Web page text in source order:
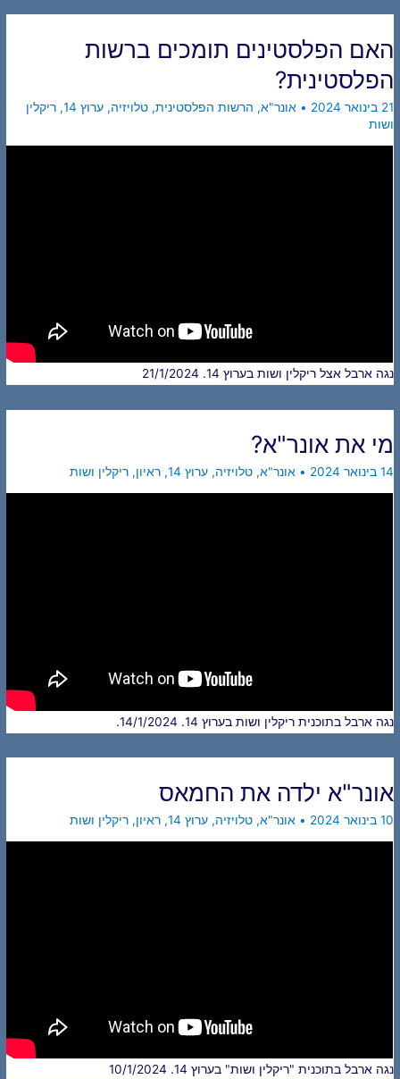
האם הפלסטינים תומכים ברשות
הפלסטינית?
21 בינואר 2024 • אונר"א, הרשות הפלסטינית, טלויזיה, ערוץ 14 , ריקלין
ושות
נגה ארבל אצל ריקלין ושות בערוץ 14. 21/1/2024
מי את אונר"א?
14 בינואר 2024 • אונר"א, טלויזיה, ערוץ 14 , ראיון, ריקלין ושות
נגה ארבל בתוכנית ריקלין ושות בערוץ 14. 14/1/2024.
אונר"א ילדה את החמאס
10 בינואר 2024 • אונר"א, טלויזיה, ערוץ 14 , ראיון, ריקלין ושות
נגה ארבל בתוכנית "ריקלין ושות" בערוץ 14. 10/1/2024